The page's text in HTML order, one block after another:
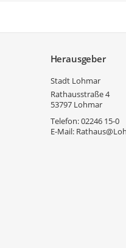
Herausgeber
Stadt Lohmar
Rathausstraße 4
53797 Lohmar
Telefon:02246 15-0
E-Mail: